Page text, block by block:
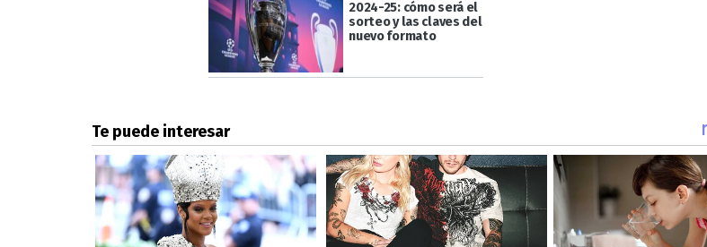
2024-25: cómo será el
sorteo y las claves del
nuevo formato